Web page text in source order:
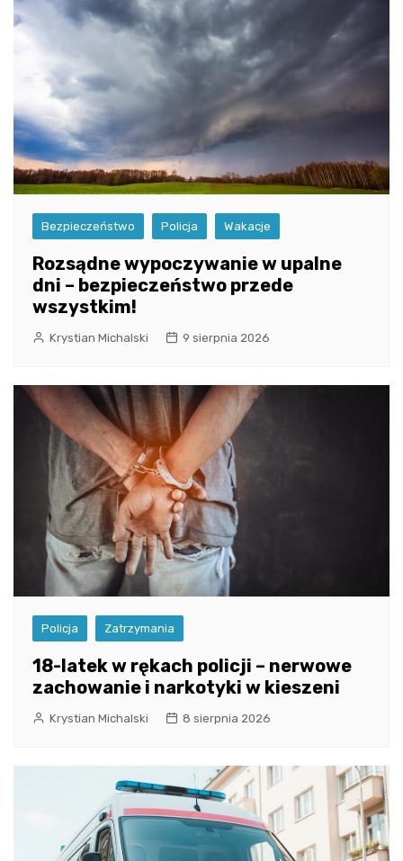
Bezpieczeństwo Policja Wakacje
Rozsądne wypoczywanie w upalne
dni – bezpieczeństwo przede
wszystkim!
Krystian Michalski 9 sierpnia 2026
Policja Zatrzymania
18-latek w rękach policji – nerwowe
zachowanie i narkotyki w kieszeni
Krystian Michalski 8 sierpnia 2026